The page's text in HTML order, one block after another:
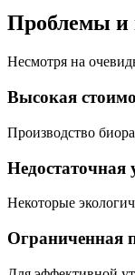
Проблемы и
Несмотря на
Высокая
Производство
Недостаточная
Некоторые
Ограниченная